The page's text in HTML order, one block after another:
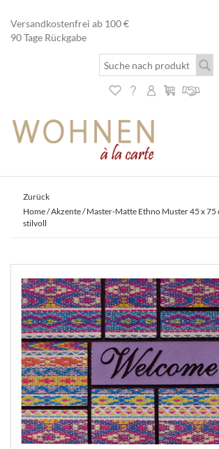
Versandkostenfrei ab 100 €
90 Tage Rückgabe
Zurück
Home/Akzente/ Master-Matte Ethno Muster 45 x 75
stilvoll